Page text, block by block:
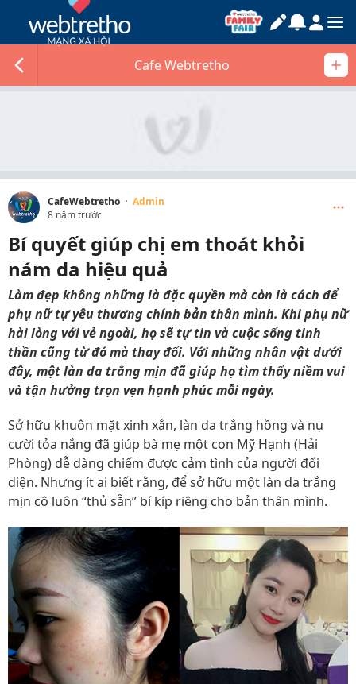
Cafe Webtretho
CafeWebtretho · Admin
8 năm trước
Bí quyết giúp chị em thoát khỏi
nám da hiệu quả
Làm đẹp không những là đặc quyền mà còn là cách để
phụ nữ tự yêu thương chính bản thân mình. Khi phụ nữ
hài lòng với vẻ ngoài, họ sẽ tự tin và cuộc sống tinh
thần cũng từ đó mà thay đổi. Với những nhân vật dưới
đây, một làn da trắng mịn đã giúp họ tìm thấy niềm vui
và tận hưởng trọn vẹn hạnh phúc mỗi ngày.
Sở hữu khuôn mặt xinh xắn, làn da trắng hồng và nụ
cười tỏa nắng đã giúp bà mẹ một con Mỹ Hạnh (Hải
Phòng) dễ dàng chiếm được cảm tình của người đối
diện. Nhưng ít ai biết rằng, để sở hữu một làn da trắng
mịn cô luôn “thủ sẵn” bí kíp riêng cho bản thân mình.